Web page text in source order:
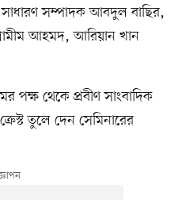
সম্পাদক আবদুল বাছির,
আহমদ, আরিয়ান খান
পক্ষ থেকে প্রবীণ সাংবাদিক
তুলে দেন সেমিনারের